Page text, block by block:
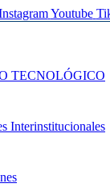
Youtube
TECNOLÓGICO
Interinstitucionales